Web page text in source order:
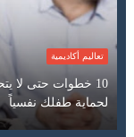
تعاليم أكاديمية
10 خطوات حتى لا
لحماية طفلك نفسياً